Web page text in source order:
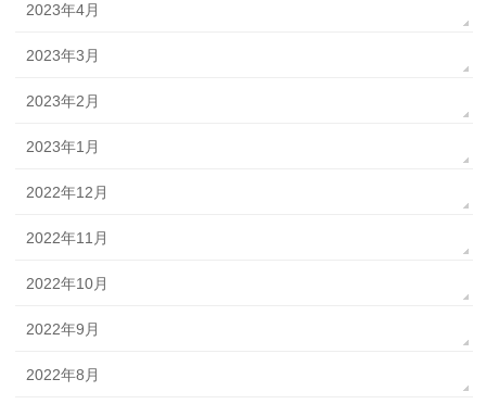
2023年4月
2023年3月
2023年2月
2023年1月
2022年12月
2022年11月
2022年10月
2022年9月
2022年8月